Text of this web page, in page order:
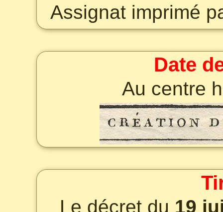
Assignat imprimé
Date
Au centre
Le décret du 19